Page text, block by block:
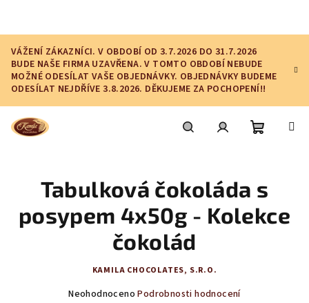
obsah
VÁŽENÍ ZÁKAZNÍCI. V OBDOBÍ OD 3.7.2026 DO 31.7.2026
BUDE NAŠE FIRMA UZAVŘENA. V TOMTO OBDOBÍ NEBUDE
MOŽNÉ ODESÍLAT VAŠE OBJEDNÁVKY. OBJEDNÁVKY BUDEME
ODESÍLAT NEJDŘÍVE 3.8.2026. DĚKUJEME ZA POCHOPENÍ!!
košík
Tabulková čokoláda s
posypem 4x50g - Kolekce
čokolád
KAMILA CHOCOLATES, S.R.O.
Průměrné
Neohodnoceno Podrobnosti hodnocení